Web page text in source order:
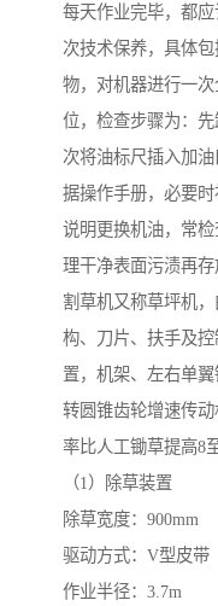
每天作业完毕，都
次技术保养，具体
物，对机器进行一
位，检查步骤为：
次将油标尺插入加
据操作手册，必要
说明更换机油，常
理干净表面污渍再存
割草机又称草坪机
构、刀片、扶手及
置，机架、左右单
转圆锥齿轮增速传
率比人工锄草提高8
（1）除草装置
除草宽度：900mm
驱动方式：V型皮带
作业半径：3.7m